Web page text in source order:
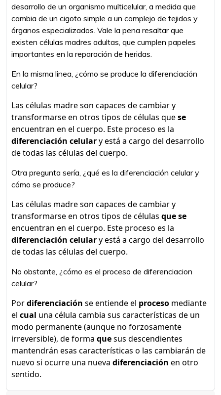
desarrollo de un organismo multicelular, a medida que
cambia de un cigoto simple a un complejo de tejidos y
órganos especializados. Vale la pena resaltar que
existen células madres adultas, que cumplen papeles
importantes en la reparación de heridas.
En la misma linea, ¿cómo se produce la diferenciación
celular?
Las células madre son capaces de cambiar y
transformarse en otros tipos de células quese
encuentran en el cuerpo. Este proceso es la
diferenciación celulary está a cargo del desarrollo
de todas las células del cuerpo.
Otra pregunta sería, ¿qué es la diferenciación celular y
cómo se produce?
Las células madre son capaces de cambiar y
transformarse en otros tipos de células que se
encuentran en el cuerpo. Este proceso es la
diferenciación celulary está a cargo del desarrollo
de todas las células del cuerpo.
No obstante, ¿cómo es el proceso de diferenciacion
celular?
Pordiferenciación se entiende el proceso mediante
el cual una célula cambia sus características de un
modo permanente (aunque no forzosamente
irreversible), de forma quesus descendientes
mantendrán esas características o las cambiarán de
nuevo si ocurre una nueva diferenciación en otro
sentido.